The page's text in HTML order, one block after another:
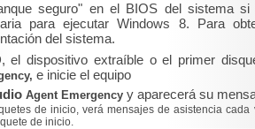
seguro" en el BIOS del sistema
para ejecutar Windows 8. Para
del sistema.
el dispositivo extraíble o el primer
e inicie el equipo
Agent Emergency y aparecerá su
de inicio, verá mensajes de asistencia
de inicio.